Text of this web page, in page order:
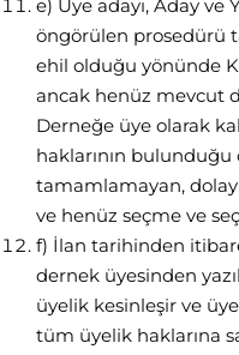
e) Üye adayı, Aday
öngörülen prosedürü
ehil olduğu yönünde
ancak henüz mevcut
Derneğe üye olarak
haklarının bulunduğu
tamamlamayan,
ve henüz seçme ve
f) İlan tarihinden
dernek üyesinden
üyelik kesinleşir ve
tüm üyelik haklarına